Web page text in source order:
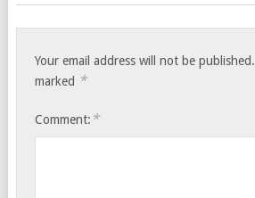
Your email address will not be published.
marked *
Comment: *